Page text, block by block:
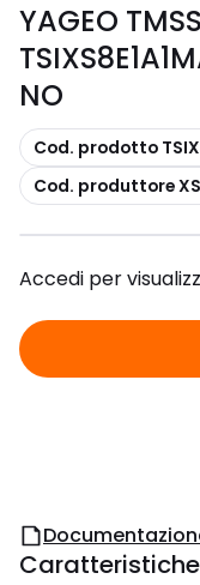
YAGEO
NO
copia
Cod. prodotto
copia
Cod. produttore
Accedi per